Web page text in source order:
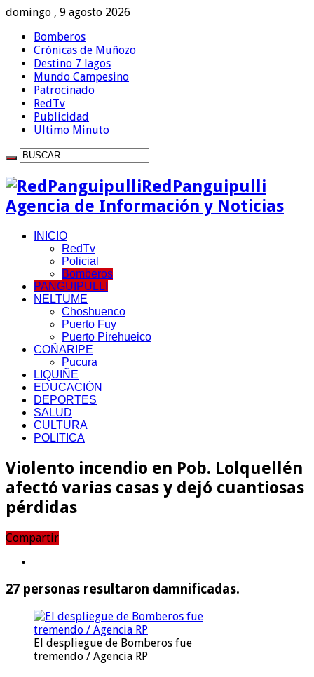
domingo , 9 agosto 2026
Bomberos
Crónicas de Muñozo
Destino 7 lagos
Mundo Campesino
Patrocinado
RedTv
Publicidad
Ultimo Minuto
RedPanguipulli
Agencia de Información y Noticias
INICIO
RedTv
Policial
Bomberos
PANGUIPULLI
NELTUME
Choshuenco
Puerto Fuy
Puerto Pirehueico
COÑARIPE
Pucura
LIQUIÑE
EDUCACIÓN
DEPORTES
SALUD
CULTURA
POLITICA
Violento incendio en Pob. Lolquellén
afectó varias casas y dejó cuantiosas
pérdidas
Compartir
27 personas resultaron damnificadas.
El despliegue de Bomberos fue
tremendo / Agencia RP